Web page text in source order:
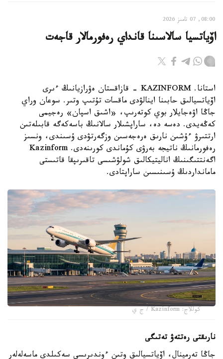
08:00, 07 تامىز 2026
اۆياتسيا سالاسىنا قانداي رەفورمالار قاجەت
استانا. KAZINFORM - قازاقستان ەۋرازيانىڭ ءىرى
اۆياتسيالىق حابىنا اينالۋدى ماقسات تۇتىپ وتىر. سوعان وراي
جاڭا اۋەجايلار بوي كوتەرىپ، «اشىق اسپان» رەجيمى
كەڭەيدى. دەسە دە، ساراپشىلار سالانىڭ باسەكەگە قابىلەتىن
ارتتىرۋ ءۇشىن نارىق ەرەجەسىن وزگەرتۋدى ۇسىندى، ونسىز
رەفورمانىڭ ناتيجە بەرۋى كۇماندى كورىنەدى. Kazinform
اگەنتتىگىنىڭ اناليتيكالىق شولۋشىسى تاقىرىپقا قاتىستى
مامانداردىڭ ۇسىنىسىن ساراپتادى.
كوللاج: Kazinform / ج ي
نارىقتى رەتتەۋ تەتىگى
جاڭا تەرمينال، اۆياتسيالىق وتىن ءوندىرىسى سەكىلدى ماسەلەلەر